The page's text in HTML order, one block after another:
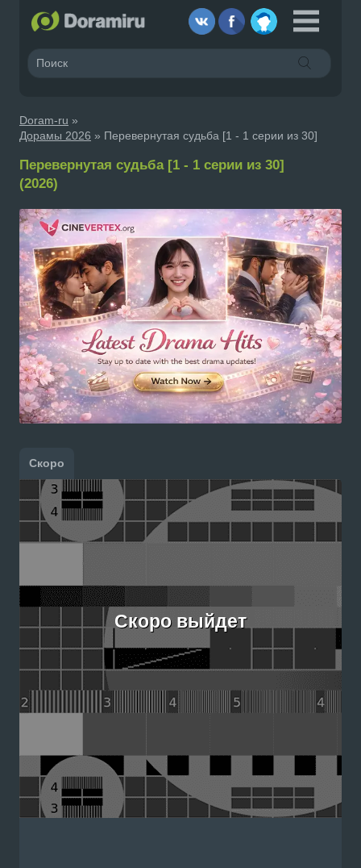
Doram-ru »
Дорамы 2026 » Перевернутая судьба [1 - 1 серии из 30]
Перевернутая судьба [1 - 1 серии из 30]
(2026)
Скоро
Скоро выйдет